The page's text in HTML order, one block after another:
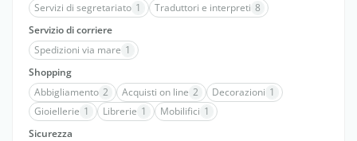
Servizi di segretariato 1 Traduttori e interpreti 8
Servizio di corriere
Spedizioni via mare 1
Shopping
Abbigliamento 2 Acquisti on line 2 Decorazioni 1
Gioiellerie 1 Librerie 1 Mobilifici 1
Sicurezza